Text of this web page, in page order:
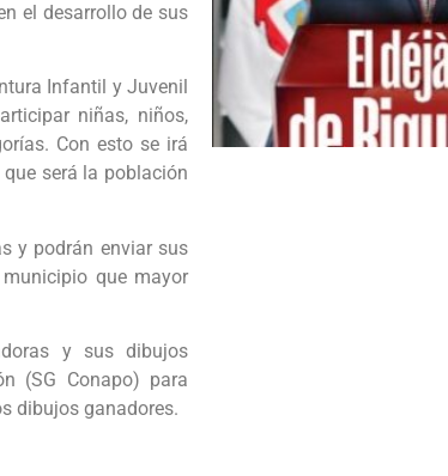
el desarrollo de sus
Infantil y Juvenil
niñas, niños,
Con esto se irá
será la población
y podrán enviar sus
que mayor
y sus dibujos
(SG Conapo) para
dibujos ganadores.